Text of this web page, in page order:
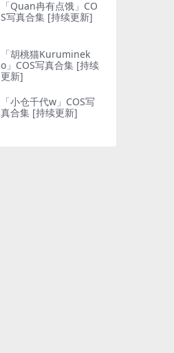
「Quan冉有点饿」CO
S写真合集 [持续更新]
「胡桃猫Kuruminek
o」COS写真合集 [持续
更新]
「小仓千代w」COS写
真合集 [持续更新]